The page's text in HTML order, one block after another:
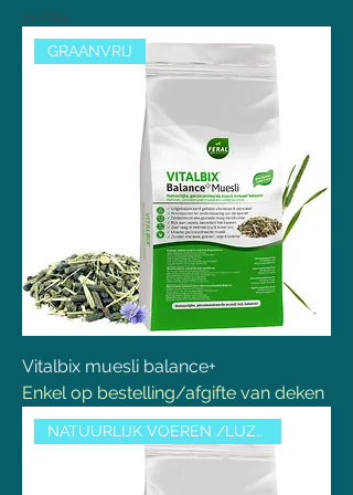
incl.Btw
GRAANVRIJ
Vitalbix muesli balance+
Enkel op bestelling/afgifte van deken
NATUURLIJK VOEREN /LUZERNEVRIJ